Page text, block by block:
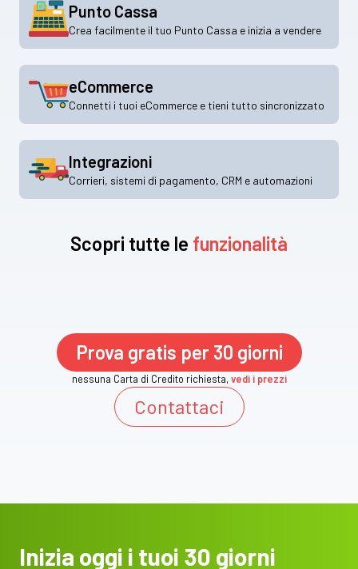
Punto Cassa
Crea facilmente il tuo Punto Cassa e inizia a vendere
eCommerce
Connetti i tuoi eCommerce e tieni tutto sincronizzato
Integrazioni
Corrieri, sistemi di pagamento, CRM e automazioni
Scopri tutte le funzionalità
Prova gratis per 30 giorni
nessuna Carta di Credito richiesta,vedi i prezzi
Contattaci
Inizia oggi i tuoi 30 giorni